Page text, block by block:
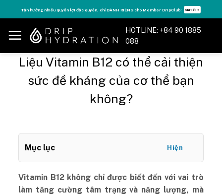
to
content
Tận hưởng nhiều quyền lợi độc quyền, chỉ DÀNH RIÊNG cho Member DripClub! Chi tiết ➝
HOTLINE: +84 90 1885
088
Liệu Vitamin B12 có thể cải thiện
sức đề kháng của cơ thể bạn
không?
Mục lục Hiện
Vitamin B12 không chỉ được biết đến với vai trò
làm tăng cường tâm trạng và năng lượng, mà